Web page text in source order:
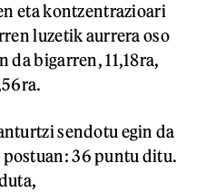
eta kontzentrazioari
luzetik aurrera oso
da bigarren, 11,18ra,
sendotu egin da
36 puntu ditu.